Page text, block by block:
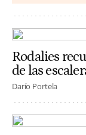
Rodalies
de las
Darío Portela